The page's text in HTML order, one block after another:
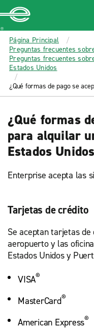
MAIN
CONTENT
Enterprise
Página Principal
Preguntas frecuentes
Preguntas frecuentes
Estados Unidos
¿Qué formas de pago se
¿Qué formas
para alquilar
Estados
Enterprise acepta las
Tarjetas de crédito
Se aceptan tarjetas
aeropuerto y las
Estados Unidos y
VISA®
MasterCard®
American Express®